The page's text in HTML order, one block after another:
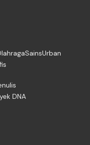
SainsUrban
DNA